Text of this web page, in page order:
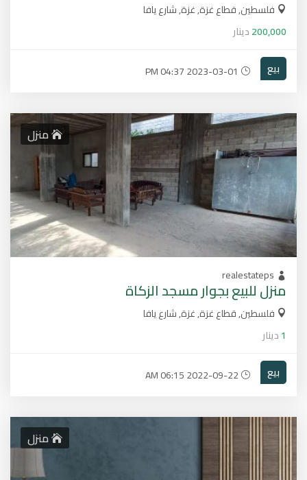
فلسطين, قطاع غزة, غزة, شارع يافا
200,000دينار
بيع
منزل
realestateps
منزل للبيع بجوار مسجد الزكاة
فلسطين, قطاع غزة, غزة, شارع يافا
1دينار
بيع
منزل